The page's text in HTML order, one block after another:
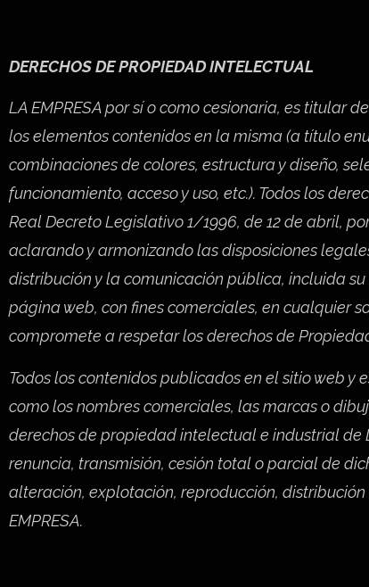
DERECHOS DE PROPIEDAD INTELECTUAL
LA EMPRESA por sí o como cesionaria, es titular
los elementos contenidos en la misma (a título
combinaciones de colores, estructura y diseño,
funcionamiento, acceso y uso, etc.). Todos los
Real Decreto Legislativo 1/1996, de 12 de abril,
aclarando y armonizando las disposiciones
distribución y la comunicación pública, incluida
página web, con fines comerciales, en cualquier
compromete a respetar los derechos de
Todos los contenidos publicados en el sitio web y
como los nombres comerciales, las marcas o
derechos de propiedad intelectual e industrial de
renuncia, transmisión, cesión total o parcial de
alteración, explotación, reproducción,
EMPRESA.